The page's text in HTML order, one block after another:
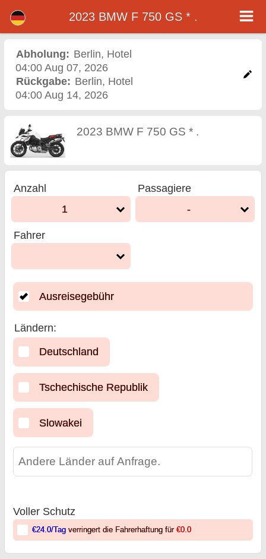
2023 BMW F 750 GS * .
motorrad vermietung
berlin
2023 BMW F 750 GS * .
Abholung: Berlin, Hotel
04:00 Aug 07, 2026
Rückgabe: Berlin, Hotel
04:00 Aug 14, 2026
2023 BMW F 750 GS * .
Anzahl
1
Passagiere
-
Fahrer
Ausreisegebühr
Ländern:
Deutschland
Tschechische Republik
Slowakei
Voller Schutz
€24.0/Tagverringert die Fahrerhaftung für €0.0